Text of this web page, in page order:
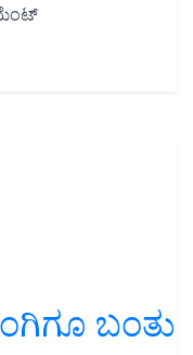
ಬಂತು